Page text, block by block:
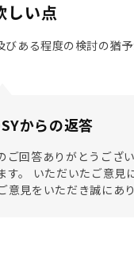
しい点
ある程度の検討の猶予
からの返答
ご回答ありがとうござ
す。 いただいたご意見
意見をいただき誠にあ